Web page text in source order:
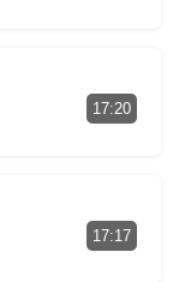
17:20
17:17